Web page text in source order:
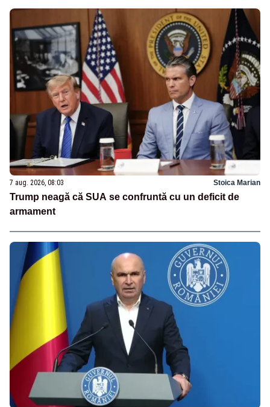
7 aug. 2026, 08:03 Stoica Marian
Trump neagă că SUA se confruntă cu un deficit de
armament